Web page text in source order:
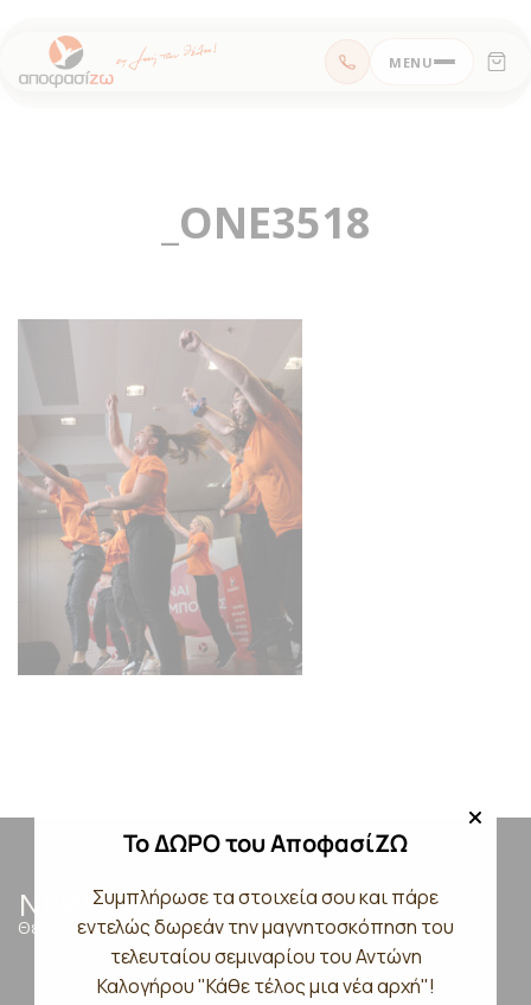
Μεταπηδήστε
στο
MENU
_ONE3518
NEWSLETTER
Θέλεις να μαθαίνεις τα Νέα μας; Μην ξεχάσεις να γραφτείς!
Εγγραφείτε στο Newsletter μας
Το ΔΩΡΟ του ΑποφασίΖΩ
Συμπλήρωσε τα στοιχεία σου και πάρε
εντελώς δωρεάν την μαγνητοσκόπηση του
τελευταίου σεμιναρίου του Αντώνη
Καλογήρου "Κάθε τέλος μια νέα αρχή"!